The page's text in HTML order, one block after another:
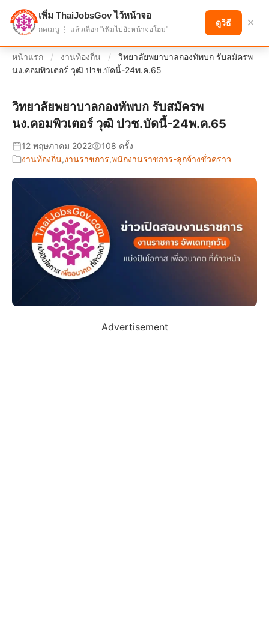
แบ่งปันโอกาส เพื่ออนาคตที่ก้าวหน้า
หน้าแรก / งานท้องถิ่น /
วิทยาลัยพยาบาลกองทัพบก รับสมัครพ
นง.คอมพิวเตอร์ วุฒิ ปวช.บัดนี้-24พ.ค.65
วิทยาลัยพยาบาลกองทัพบก รับสมัครพ
นง.คอมพิวเตอร์ วุฒิ ปวช.บัดนี้-24พ.ค.65
12 พฤษภาคม 2022
108 ครั้ง
งานท้องถิ่น,งานราชการ,พนักงานราชการ-ลูกจ้างชั่วคราว
Advertisement
เพิ่ม ThaiJobsGov ไว้หน้าจอ
กดเมนู ⋮ แล้วเลือก "เพิ่มไปยังหน้าจอโฮม"
ดูวิธี ×